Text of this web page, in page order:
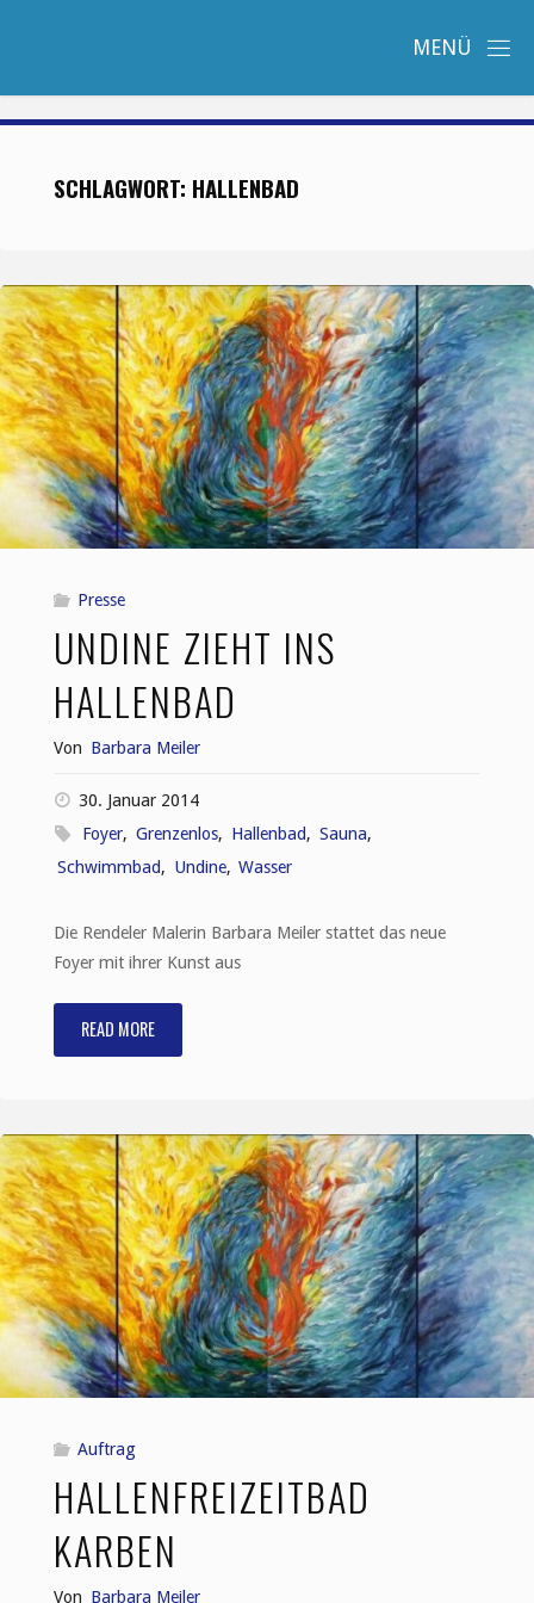
SCHLAGWORT: HALLENBAD
Presse
UNDINE ZIEHT INS
HALLENBAD
Von Barbara Meiler
30. Januar 2014
Foyer, Grenzenlos, Hallenbad, Sauna,
Schwimmbad, Undine, Wasser
Die Rendeler Malerin Barbara Meiler stattet das neue
Foyer mit ihrer Kunst aus
READ MORE"Undine
Hallenbad"
Auftrag
HALLENFREIZEITBAD
KARBEN
Von Barbara Meiler